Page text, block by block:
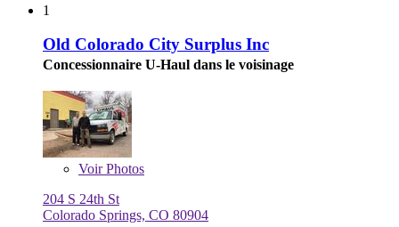
1
Old Colorado City Surplus Inc
Concessionnaire U-Haul dans le voisinage
VoirPhotos
204 S 24th St
Colorado Springs, CO 80904